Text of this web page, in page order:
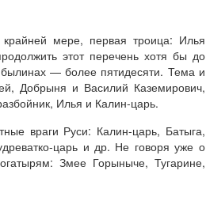
мере, первая троица: Илья
этот перечень хотя бы до
— более пятидесяти. Тема и
Добрыня и Василий Каземирович,
Илья и Калин-царь.
враги Руси: Калин-царь, Батыга,
царь и др. Не говоря уже о
Змее Горыныче, Тугарине,